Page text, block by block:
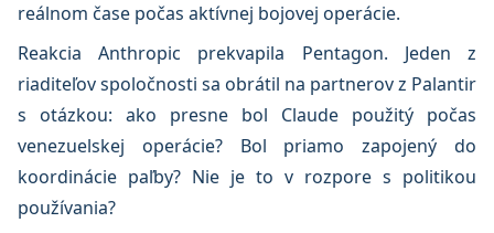
reálnom čase počas aktívnej bojovej operácie.
Reakcia Anthropic prekvapila Pentagon. Jeden z
riaditeľov spoločnosti sa obrátil na partnerov z Palantir
s otázkou: ako presne bol Claude použitý počas
venezuelskej operácie? Bol priamo zapojený do
koordinácie paľby? Nie je to v rozpore s politikou
používania?